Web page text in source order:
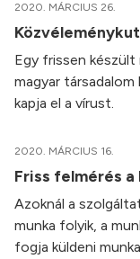
2020. MÁRCIUS 26.
Egy frissen készült
magyar
kapja el a vírust.
2020. MÁRCIUS 16.
Friss felmérés
Azoknál a
munka folyik, a
fogja küldeni